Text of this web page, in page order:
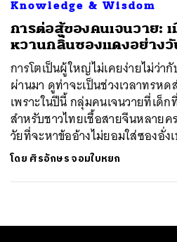
Knowledge & Wisdom
การต่อสู้ของคนเจนวาย:
หวานกลิ่นซองแดงอย่าง
การโตเป็นผู้ใหญ่ไม่เคยง่ายไม่ว่า
ผ่านมา ดูท่าจะเป็นช่วงเวลาทรห
เพราะในปีนี้ กลุ่มคนเจนวายที่เด็
สำหรับชาวไทยเชื้อสายจีนหลายค
วัยที่จะหาข้ออ้างไม่ยอมใส่ซองอั่ง
โดย ศิรอักษร จอมใบหยก